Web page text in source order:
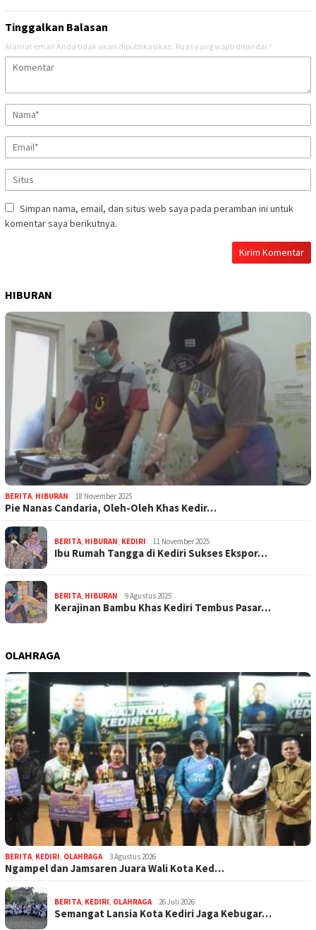
Tinggalkan Balasan
Alamat email Anda tidak akan dipublikasikan. Ruas yang wajib ditandai *
Simpan nama, email, dan situs web saya pada peramban ini untuk
komentar saya berikutnya.
HIBURAN
BERITA, HIBURAN 18 November 2025
Pie Nanas Candaria, Oleh-Oleh Khas Kedir…
BERITA, HIBURAN, KEDIRI 11 November 2025
Ibu Rumah Tangga di Kediri Sukses Ekspor…
BERITA, HIBURAN 9 Agustus 2025
Kerajinan Bambu Khas Kediri Tembus Pasar…
OLAHRAGA
BERITA, KEDIRI, OLAHRAGA 3 Agustus 2026
Ngampel dan Jamsaren Juara Wali Kota Ked…
BERITA, KEDIRI, OLAHRAGA 26 Juli 2026
Semangat Lansia Kota Kediri Jaga Kebugar…